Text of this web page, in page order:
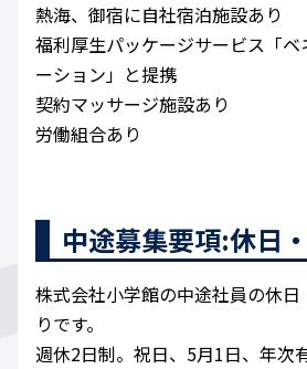
熱海、御宿に自社宿泊施設あり
福利厚生パッケージサービス「
ーション」と提携
契約マッサージ施設あり
労働組合あり
中途募集要項:休日
株式会社小学館の中途社員の休
りです。
週休2日制。祝日、5月1日、年次